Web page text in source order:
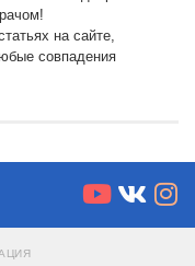
на сайте,
совпадения